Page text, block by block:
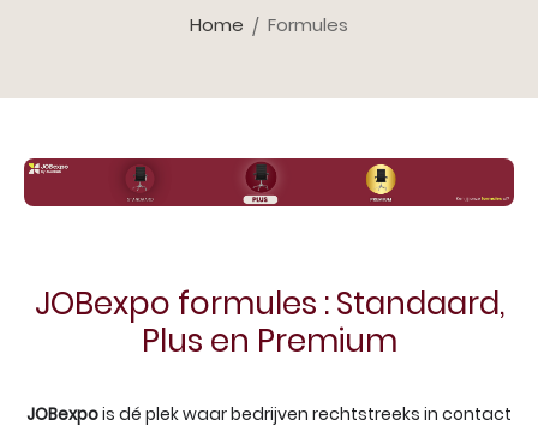
Home Formules
JOBexpo formules : Standaard,
Plus en Premium
JOBexpois dé plek waar bedrijven rechtstreeks in contact